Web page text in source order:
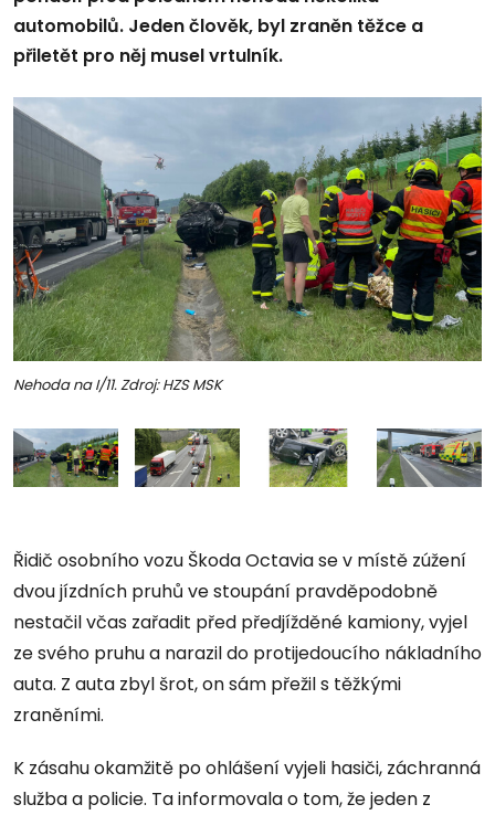
automobilů. Jeden člověk, byl zraněn těžce a
přiletět pro něj musel vrtulník.
Nehoda na I/11. Zdroj: HZS MSK
Řidič osobního vozu Škoda Octavia se v místě zúžení
dvou jízdních pruhů ve stoupání pravděpodobně
nestačil včas zařadit před předjížděné kamiony, vyjel
ze svého pruhu a narazil do protijedoucího nákladního
auta. Z auta zbyl šrot, on sám přežil s těžkými
zraněními.
K zásahu okamžitě po ohlášení vyjeli hasiči, záchranná
služba a policie. Ta informovala o tom, že jeden z